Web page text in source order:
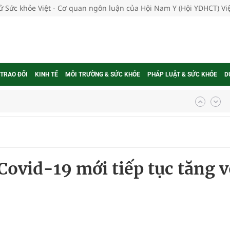
Sức khỏe Việt - Cơ quan ngôn luận của Hội Nam Y (Hội YDHCT)
ĐỔI KINH TẾ MÔI TRƯỜNG & SỨC KHỎE PHÁP LUẬT & SỨC KHỎE
thuốc
khám sàng lọc cho người dân
cực hiệu quả
gia
19 mới tiếp tục tăng